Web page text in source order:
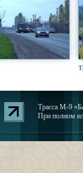
Трасса М-9
При полном